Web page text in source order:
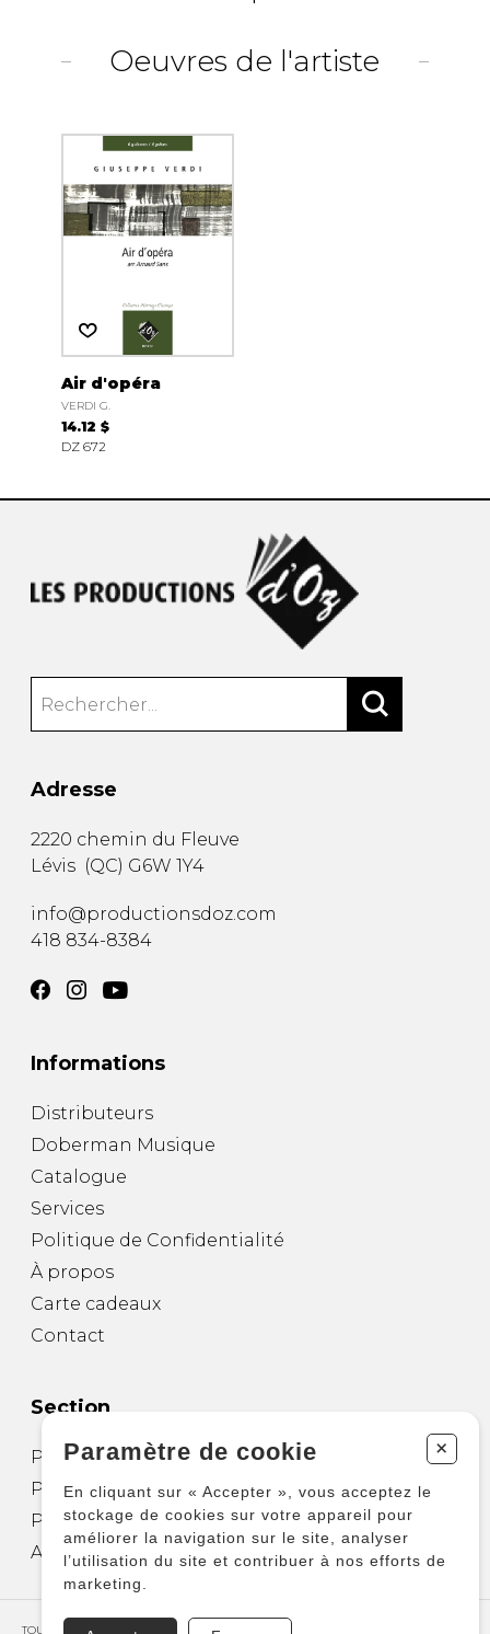
Oeuvres de l'artiste
Air d'opéra
VERDI G.
14.12 $
DZ 672
Adresse
2220 chemin du Fleuve
Lévis (QC) G6W 1Y4
info@productionsdoz.com
418 834-8384
Informations
Distributeurs
Doberman Musique
Catalogue
Services
Politique de Confidentialité
À propos
Carte cadeaux
Contact
Section
Partitions pour guitare
Partitions pour autres instruments
Partitions pour ensembles
Autres produits
TOUS DROITS RÉSERVÉS © COPYRIGHT 2026 – PRODUCTIONS D'OZ
Paramètre de cookie +
En cliquant sur « Accepter », vous acceptez le
stockage de cookies sur votre appareil pour
améliorer la navigation sur le site, analyser
l’utilisation du site et contribuer à nos efforts de
marketing.